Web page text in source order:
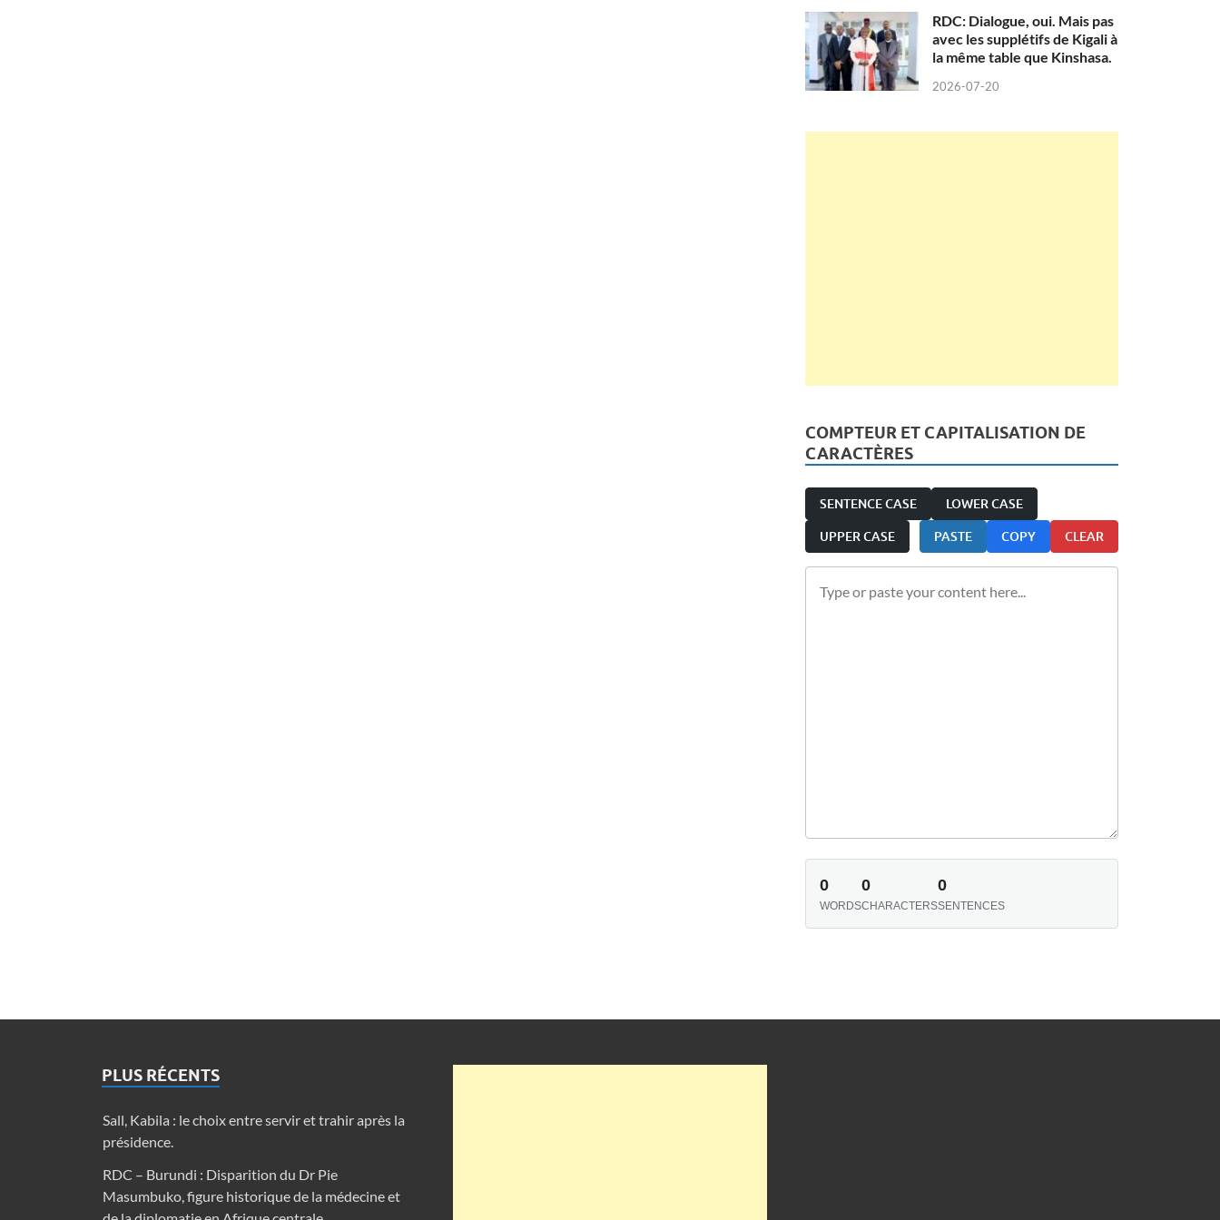
RDC: Dialogue, oui. Mais pas
avec les supplétifs de Kigali à
la même table que Kinshasa.
2026-07-20
COMPTEUR ET CAPITALISATION DE
CARACTÈRES
SENTENCE CASE LOWER CASE
UPPER CASE PASTE COPY CLEAR
0
WORDS
0
CHARACTERS
0
SENTENCES
PLUS RÉCENTS
Sall, Kabila : le choix entre servir et trahir après la
présidence.
RDC – Burundi : Disparition du Dr Pie
Masumbuko, figure historique de la médecine et